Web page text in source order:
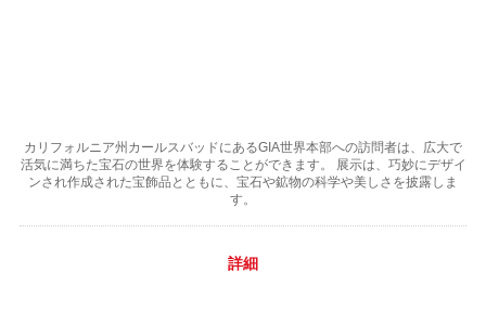
カリフォルニア州カールスバッドにあるGIA世界本部への訪問者は、広大で
活気に満ちた宝石の世界を体験することができます。 展示は、巧妙にデザイ
ンされ作成された宝飾品とともに、宝石や鉱物の科学や美しさを披露しま
す。
詳細